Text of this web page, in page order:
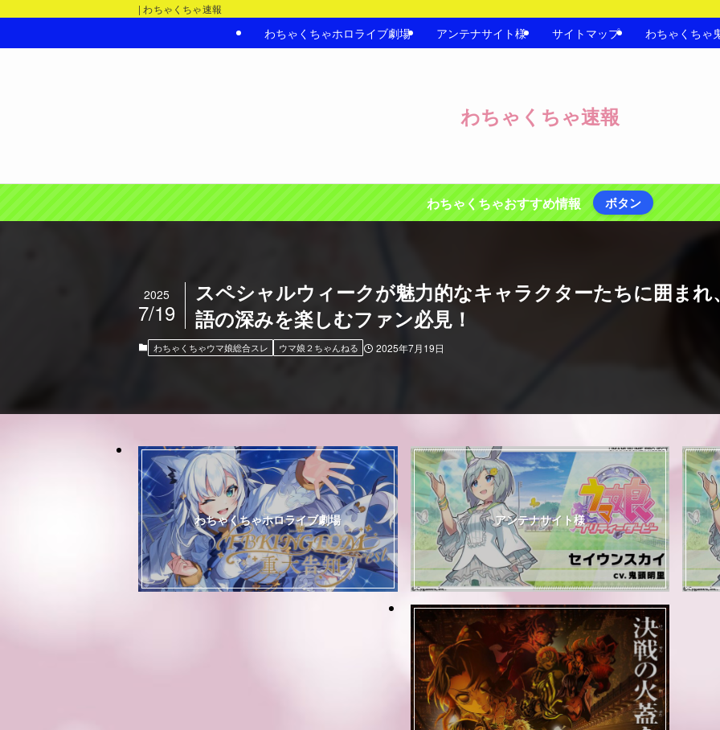
| わちゃくちゃ速報
わちゃくちゃ速報
わちゃくちゃホロライブ劇場 アンテナサイト様 サイトマップ わちゃくちゃ
わちゃくちゃおすすめ情報 ボタン
スペシャルウィークが魅力的なキャラクターたちに囲まれ
語の深みを楽しむファン必見！
2025
7/19
わちゃくちゃウマ娘総合スレ ウマ娘２ちゃんねる 2025年7月19日
わちゃくちゃホロライブ劇場 アンテナサイト様